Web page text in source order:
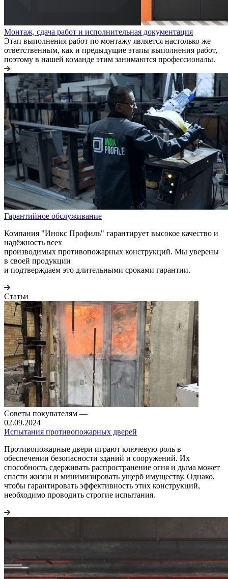
Монтаж, сдача работ и исполнительная документация
Этап выполнения работ по монтажу является настолько же
ответственным, как и предыдущие этапы выполнения работ,
поэтому в нашей команде этим занимаются профессионалы.
Гарантийное обслуживание
Компания "Инокс Профиль" гарантирует высокое качество и
надёжность всех
производимых противопожарных конструкций. Мы уверены
в своей продукции
и подтверждаем это длительными сроками гарантии.
Статьи
Советы покупателям —
02.09.2024
Испытания противопожарных дверей
Противопожарные двери играют ключевую роль в
обеспечении безопасности зданий и сооружений. Их
способность сдерживать распространение огня и дыма может
спасти жизни и минимизировать ущерб имуществу. Однако,
чтобы гарантировать эффективность этих конструкций,
необходимо проводить строгие испытания.